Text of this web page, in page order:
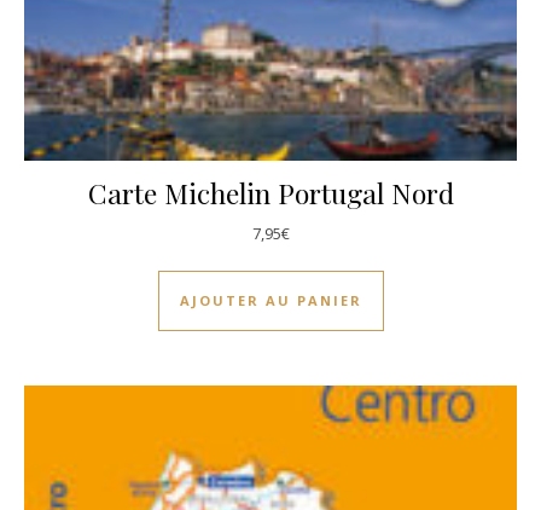
Carte Michelin Portugal Nord
7,95€
AJOUTER AU PANIER